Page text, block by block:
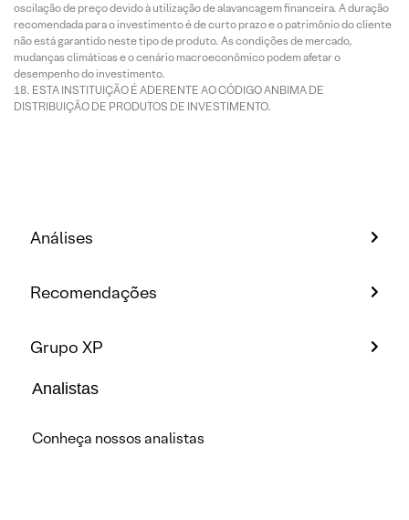
oscilação de preço devido à utilização de alavancagem financeira. A duração
recomendada para o investimento é de curto prazo e o patrimônio do cliente
não está garantido neste tipo de produto. As condições de mercado,
mudanças climáticas e o cenário macroeconômico podem afetar o
desempenho do investimento.
ESTA INSTITUIÇÃO É ADERENTE AO CÓDIGO ANBIMA DE
DISTRIBUIÇÃO DE PRODUTOS DE INVESTIMENTO.
Análises
Recomendações
Grupo XP
Analistas
Conheça nossos analistas